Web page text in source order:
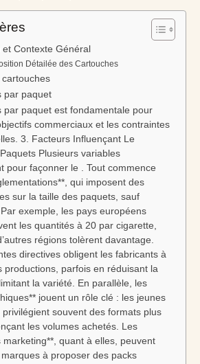
Contexte Général
Détailée des Cartouches
cartouches
par paquet
par paquet est fondamentale pour
commerciaux et les contraintes
3. Facteurs Influençant Le
Plusieurs variables
pour façonner le . Tout commence
qui imposent des
sur la taille des paquets, sauf
exemple, les pays européens
les quantités à 20 par cigarette,
régions tolèrent davantage.
directives obligent les fabricants à
productions, parfois en réduisant la
la variété. En parallèle, les
jouent un rôle clé : les jeunes
souvent des formats plus
les volumes achetés. Les
marketing**, quant à elles, peuvent
à proposer des packs